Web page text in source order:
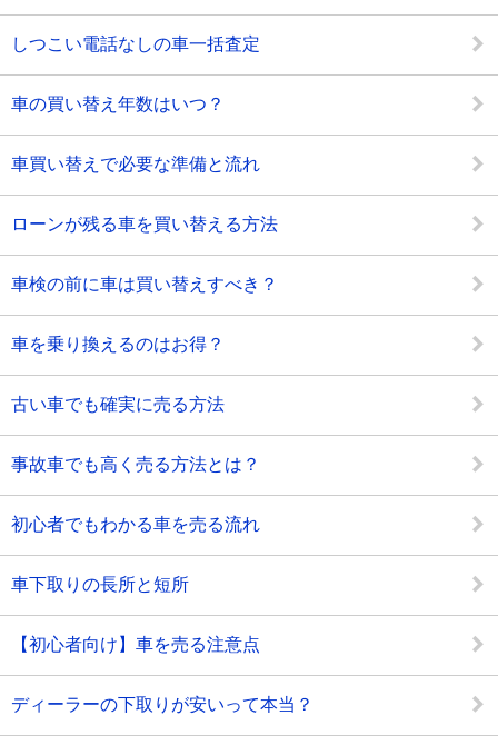
しつこい電話なしの車一括査定
車の買い替え年数はいつ？
車買い替えで必要な準備と流れ
ローンが残る車を買い替える方法
車検の前に車は買い替えすべき？
車を乗り換えるのはお得？
古い車でも確実に売る方法
事故車でも高く売る方法とは？
初心者でもわかる車を売る流れ
車下取りの長所と短所
【初心者向け】車を売る注意点
ディーラーの下取りが安いって本当？